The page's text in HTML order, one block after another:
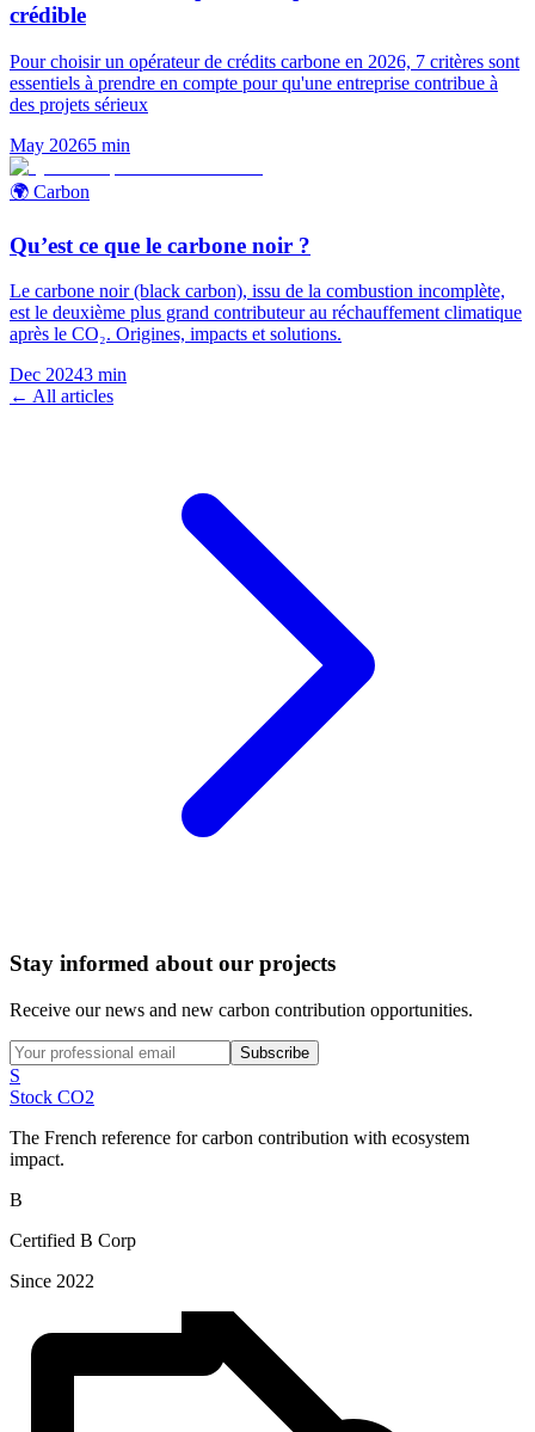
crédible
Pour choisir un opérateur de crédits carbone en 2026, 7 critères sont
essentiels à prendre en compte pour qu'une entreprise contribue à
des projets sérieux
May 20265 min
🌍 Carbon
Qu’est ce que le carbone noir ?
Le carbone noir (black carbon), issu de la combustion incomplète,
est le deuxième plus grand contributeur au réchauffement climatique
après le CO₂. Origines, impacts et solutions.
Dec 20243 min
← All articles
Stay informed about our projects
Receive our news and new carbon contribution opportunities.
Subscribe
S
Stock CO2
The French reference for carbon contribution with ecosystem
impact.
B
Certified B Corp
Since 2022